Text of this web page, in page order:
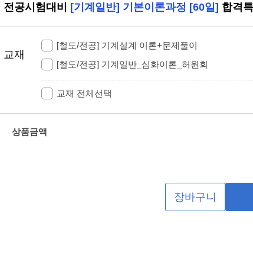
전공시험대비 [기계일반] 기본이론과정 [60일] 합격
교재
[철도/전공] 기계설계 이론+문제풀이
[철도/전공] 기계일반_심화이론_허원회
교재 전체선택
상품금액
장바구니